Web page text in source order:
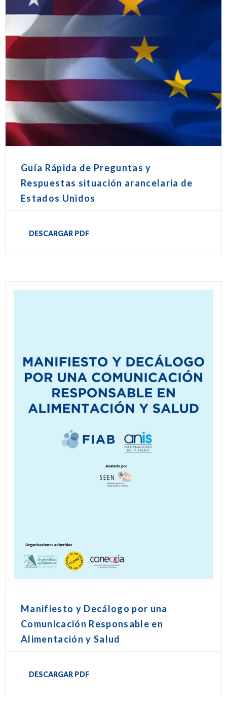
Guía Rápida de Preguntas y
Respuestas situación arancelaria de
Estados Unidos
DESCARGAR PDF
Manifiesto y Decálogo por una
Comunicación Responsable en
Alimentación y Salud
DESCARGAR PDF